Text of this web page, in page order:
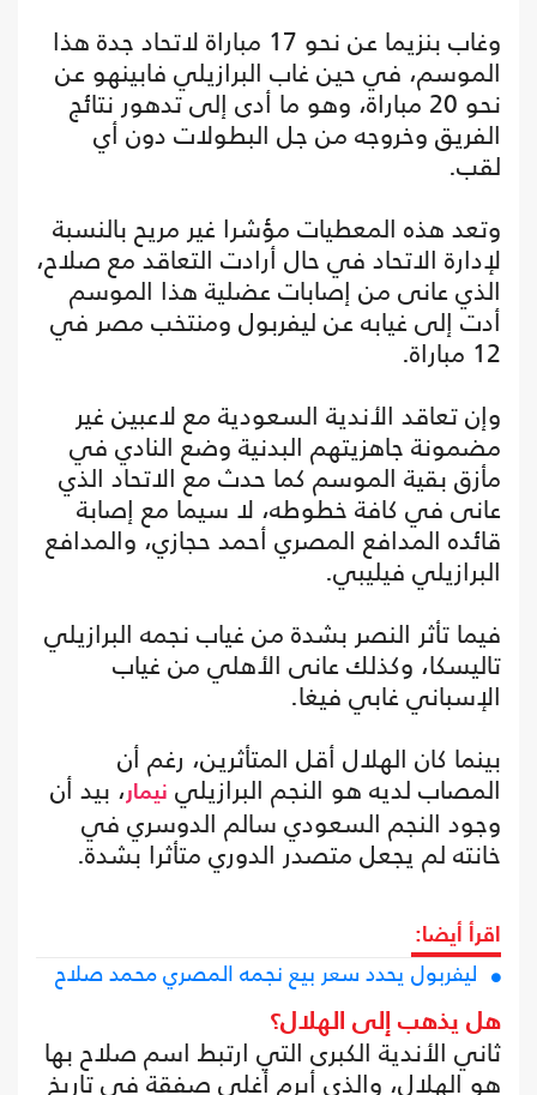
وغاب بنزيما عن نحو 17 مباراة لاتحاد جدة هذا
الموسم، في حين غاب البرازيلي فابينهو عن
نحو 20 مباراة، وهو ما أدى إلى تدهور نتائج
الفريق وخروجه من جل البطولات دون أي
لقب.
وتعد هذه المعطيات مؤشرا غير مريح بالنسبة
لإدارة الاتحاد في حال أرادت التعاقد مع صلاح،
الذي عانى من إصابات عضلية هذا الموسم
أدت إلى غيابه عن ليفربول ومنتخب مصر في
12 مباراة.
وإن تعاقد الأندية السعودية مع لاعبين غير
مضمونة جاهزيتهم البدنية وضع النادي في
مأزق بقية الموسم كما حدث مع الاتحاد الذي
عانى في كافة خطوطه، لا سيما مع إصابة
قائده المدافع المصري أحمد حجازي، والمدافع
البرازيلي فيليبي.
فيما تأثر النصر بشدة من غياب نجمه البرازيلي
تاليسكا، وكذلك عانى الأهلي من غياب
الإسباني غابي فيغا.
بينما كان الهلال أقل المتأثرين، رغم أن
المصاب لديه هو النجم البرازيلي نيمار ، بيد أن
وجود النجم السعودي سالم الدوسري في
خانته لم يجعل متصدر الدوري متأثرا بشدة.
اقرأ أيضا:
ليفربول يحدد سعر بيع نجمه المصري محمد صلاح
هل يذهب إلى الهلال؟
ثاني الأندية الكبرى التي ارتبط اسم صلاح بها
هو الهلال، والذي أبرم أغلى صفقة في تاريخ